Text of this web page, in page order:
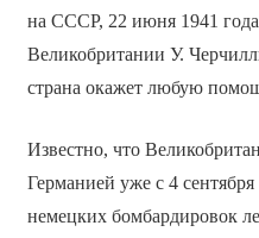
на СССР, 22 июня 1941
Великобритании У.
страна окажет любую
Известно, что
Германией уже с 4
немецких бомбардировок